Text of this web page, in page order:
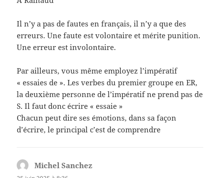
Il n’y a pas de fautes en français, il n’y a que des
erreurs. Une faute est volontaire et mérite punition.
Une erreur est involontaire.
Par ailleurs, vous même employez l’impératif
« essaies de ». Les verbes du premier groupe en ER,
la deuxième personne de l’impératif ne prend pas de
S. Il faut donc écrire « essaie »
Chacun peut dire ses émotions, dans sa façon
d’écrire, le principal c’est de comprendre
Michel Sanchez